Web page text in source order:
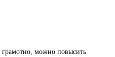
грамотно, можно повысить